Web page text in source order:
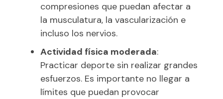
compresiones que puedan afectar a
la musculatura, la vascularización e
incluso los nervios.
Actividad física moderada:
Practicar deporte sin realizar grandes
esfuerzos. Es importante no llegar a
límites que puedan provocar